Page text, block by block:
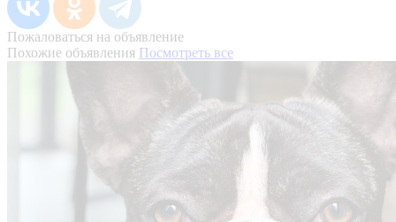
Пожаловаться на объявление
Похожие объявления Посмотреть все